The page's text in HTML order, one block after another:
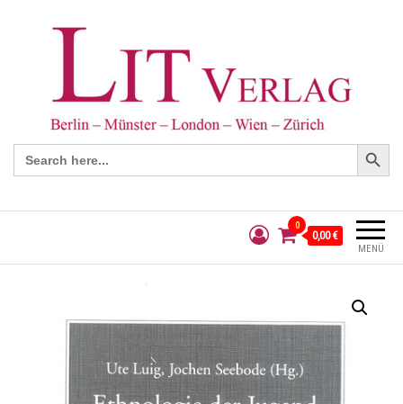
Search
for:
Search Button
MENÜ
0
0,00 €